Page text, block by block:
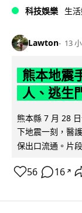
科技娛樂 生
Lawton 13
熊本地震
人、逃生
熊本縣 7 月 28
下地震一刻，醫
保出口流通。片
56 16 ↗